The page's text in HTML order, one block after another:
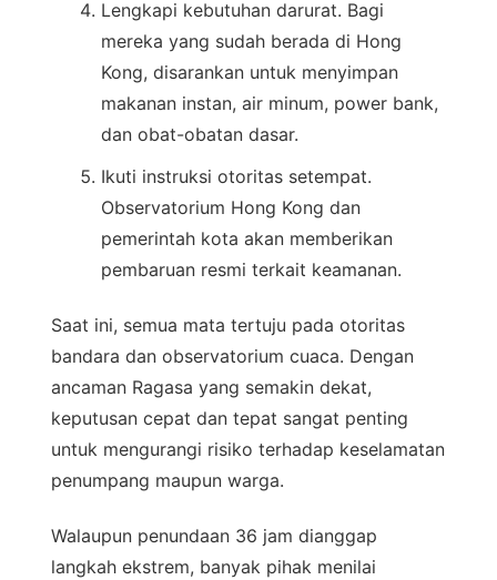
Lengkapi kebutuhan darurat. Bagi
mereka yang sudah berada di Hong
Kong, disarankan untuk menyimpan
makanan instan, air minum, power bank,
dan obat-obatan dasar.
Ikuti instruksi otoritas setempat.
Observatorium Hong Kong dan
pemerintah kota akan memberikan
pembaruan resmi terkait keamanan.
Saat ini, semua mata tertuju pada otoritas
bandara dan observatorium cuaca. Dengan
ancaman Ragasa yang semakin dekat,
keputusan cepat dan tepat sangat penting
untuk mengurangi risiko terhadap keselamatan
penumpang maupun warga.
Walaupun penundaan 36 jam dianggap
langkah ekstrem, banyak pihak menilai